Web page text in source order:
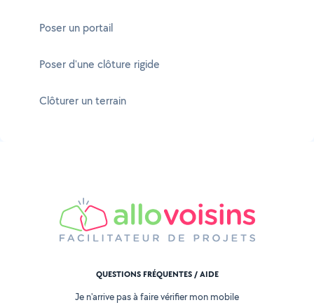
Poser un portail
Poser d'une clôture rigide
Clôturer un terrain
QUESTIONS FRÉQUENTES / AIDE
Je n'arrive pas à faire vérifier mon mobile